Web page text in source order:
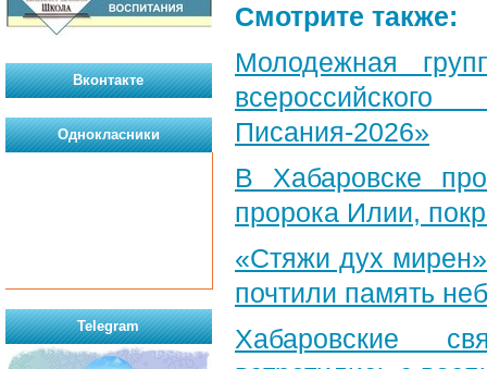
Смотрите также:
Молодежная
Писания-2026»
В Хабаровске
пророка Илии,
«Стяжи дух
почтили память
Хабаровские
Вконтакте
Однокласники
Telegram